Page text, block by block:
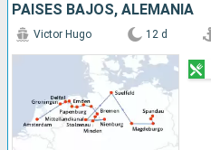
PAISES BAJOS, ALEMANIA
Victor Hugo 12 d